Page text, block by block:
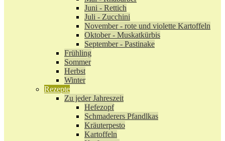
Juni - Rettich
Juli - Zucchini
November - rote und violette Kartoffeln
Oktober - Muskatkürbis
September - Pastinake
Frühling
Sommer
Herbst
Winter
Rezepte
Zu jeder Jahreszeit
Hefezopf
Schmaderers Pfandlkas
Kräuterpesto
Kartoffeln